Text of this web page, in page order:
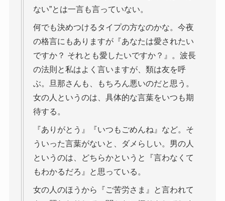
ない”とは一言も言っていない。
何でも決めつけるタイプの方なのかな。今夜
の格言にもありますが『あなたは愛されたい
ですか？ それとも愛したいですか？』。波長
の法則と私はよく言いますが、類は友を呼
ぶ。旦那さんも、もちろん悪いのだと思う。
女の人というのは、具体的な言葉をいつも期
待する。
『ありがとう』『いつもごめんね』など。そ
ういった言葉がないと、ダメらしい。男の人
というのは、どちらかというと『言わなくて
もわかるだろ』と思っている。
女の人のほうから『ご苦労さま』と言われて